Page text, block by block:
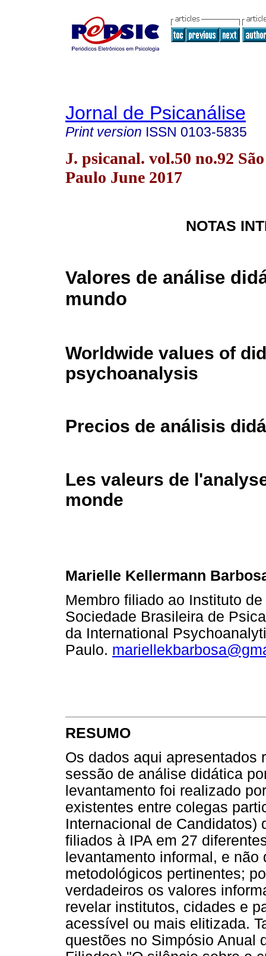
Jornal de Psicanálise
Print version ISSN 0103-5835
J. psicanal. vol.50 no.92 São
Paulo June 2017
NOTAS
Valores de análise
mundo
Worldwide values of
psychoanalysis
Precios de análisis
Les valeurs de
monde
Marielle Kellermann
Membro filiado ao Instituto
Sociedade Brasileira de
da International
Paulo.
RESUMO
Os dados aqui apresentados
sessão de análise didática
levantamento foi realizado
existentes entre colegas
Internacional de Candidatos)
filiados à IPA em 27
levantamento informal, e
metodológicos pertinentes;
verdadeiros os valores
revelar institutos, cidades e
acessível ou mais elitizada.
questões no Simpósio Anual